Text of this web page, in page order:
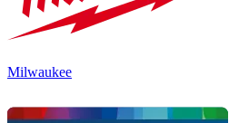
Milwaukee